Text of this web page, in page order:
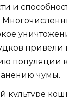
и
привели
популяции
чумы.
культуре